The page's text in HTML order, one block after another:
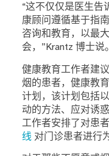
“这不仅仅是医生告
康顾问遵循基于指
咨询和教育，以最
会，”Krantz 博士说。
健康教育工作者建
烟的患者，健康教
计划，该计划包括
动的方法、应对诱
工作者安排了对患
线对门诊患者进行